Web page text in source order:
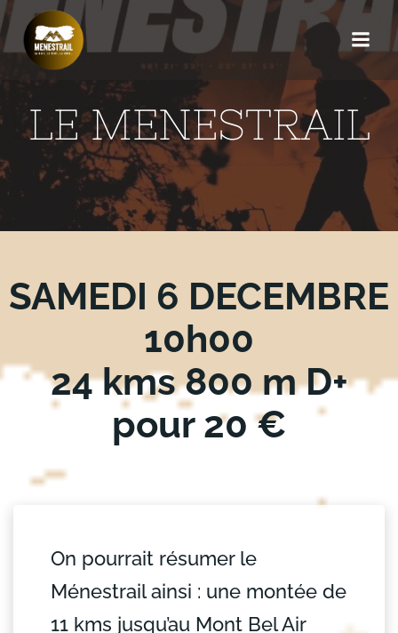
Aller
au
contenu
LE MENESTRAIL
SAMEDI 6 DECEMBRE
10h00
24 kms 800 m D+
pour 20 €
On pourrait résumer le
Ménestrail ainsi : une montée de
11 kms jusqu’au Mont Bel Air